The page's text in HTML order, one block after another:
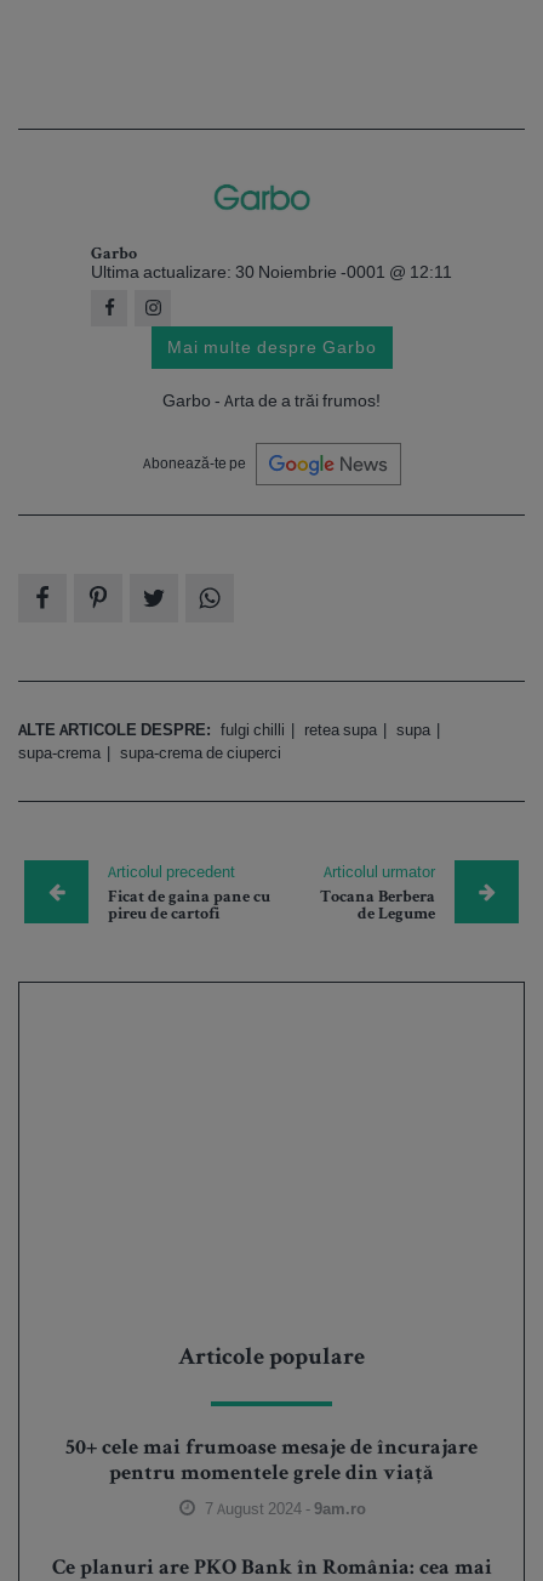
Garbo
Ultima actualizare: 30 Noiembrie -0001 @ 12:11
Mai multe despre Garbo
Garbo - Arta de a trăi frumos!
Abonează-te pe
ALTE ARTICOLE DESPRE: fulgi chilli retea supa
supa
supa-crema
supa-crema de ciuperci
Articolul precedent
Ficat de gaina pane cu
pireu de cartofi
Articolul urmator
Tocana Berbera
de Legume
Articole populare
50+ cele mai frumoase mesaje de încurajare
pentru momentele grele din viață
7 August 2024 -9am.ro
Ce planuri are PKO Bank în România: cea mai